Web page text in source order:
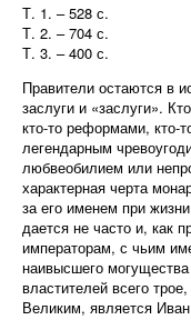
Т. 1. – 528 с.
Т. 2. – 704 с.
Т. 3. – 400 с.
Правители остаются в
заслуги и «заслуги».
кто-то реформами, кто-
легендарным
любвеобилием или
характерная черта
за его именем при
дается не часто и, как
императорам, с чьим
наивысшего
властителей всего
Великим, является